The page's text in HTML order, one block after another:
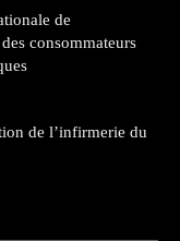
de
consommateurs
de l’infirmerie du